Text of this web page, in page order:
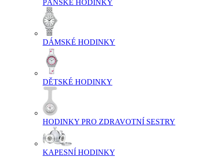
PÁNSKÉ HODINKY
DÁMSKÉ HODINKY
DĚTSKÉ HODINKY
HODINKY PRO ZDRAVOTNÍ SESTRY
KAPESNÍ HODINKY